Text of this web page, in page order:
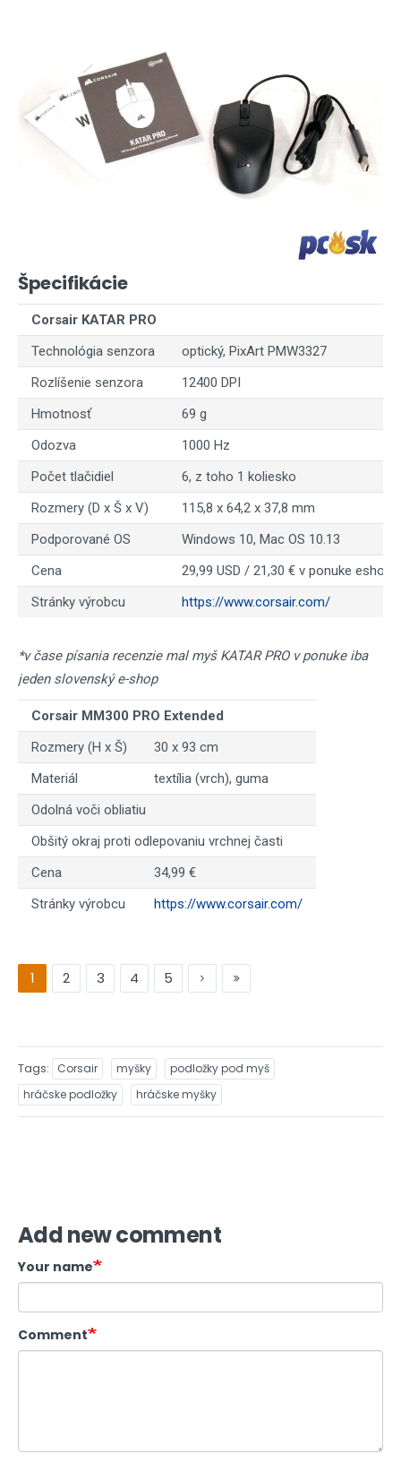
Špecifikácie
Corsair KATAR PRO
Technológia senzora
optický, PixArt PMW3327
Rozlíšenie senzora
12400 DPI
Hmotnosť
69 g
Odozva
1000 Hz
Počet tlačidiel
6, z toho 1 koliesko
Rozmery (D x Š x V)
115,8 x 64,2 x 37,8 mm
Podporované OS
Windows 10, Mac OS 10.13
Cena
29,99 USD / 21,30 € v ponuke
Stránky výrobcu
https://www.corsair.com/
*v čase písania recenzie mal myš KATAR PRO v ponuke iba
jeden slovenský e-shop
Corsair MM300 PRO Extended
Rozmery (H x Š)
30 x 93 cm
Materiál
textília (vrch), guma
Odolná voči obliatiu
Obšitý okraj proti odlepovaniu vrchnej časti
Cena
34,99 €
Stránky výrobcu
https://www.corsair.com/
1 2 3 4 5
Tags Corsair myšky
podložky pod myš
hráčske podložky
hráčske myšky
Add new comment
Your name
Comment